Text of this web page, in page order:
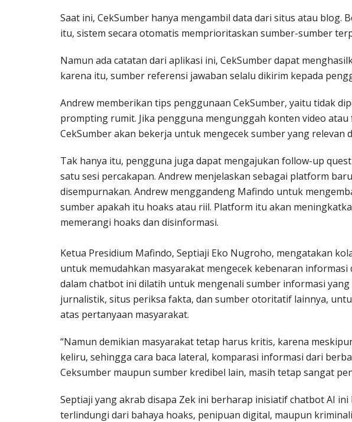
Saat ini, CekSumber hanya mengambil data dari situs atau blog.
itu, sistem secara otomatis memprioritaskan sumber-sumber
Namun ada catatan dari aplikasi ini, CekSumber dapat
karena itu, sumber referensi jawaban selalu dikirim kepada
Andrew memberikan tips penggunaan CekSumber, yaitu tidak
prompting rumit. Jika pengguna mengunggah konten video
CekSumber akan bekerja untuk mengecek sumber yang relevan
Tak hanya itu, pengguna juga dapat mengajukan follow-up
satu sesi percakapan. Andrew menjelaskan sebagai platform
disempurnakan. Andrew menggandeng Mafindo untuk
sumber apakah itu hoaks atau riil. Platform itu akan
memerangi hoaks dan disinformasi.
Ketua Presidium Mafindo, Septiaji Eko Nugroho, mengatakan
untuk memudahkan masyarakat mengecek kebenaran informasi
dalam chatbot ini dilatih untuk mengenali sumber informasi
jurnalistik, situs periksa fakta, dan sumber otoritatif lainnya,
atas pertanyaan masyarakat.
“Namun demikian masyarakat tetap harus kritis, karena
keliru, sehingga cara baca lateral, komparasi informasi dari
Ceksumber maupun sumber kredibel lain, masih tetap sangat
Septiaji yang akrab disapa Zek ini berharap inisiatif chatbot AI
terlindungi dari bahaya hoaks, penipuan digital, maupun